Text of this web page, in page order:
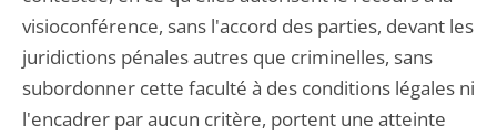
visioconférence, sans l'accord des parties, devant les
juridictions pénales autres que criminelles, sans
subordonner cette faculté à des conditions légales ni
l'encadrer par aucun critère, portent une atteinte